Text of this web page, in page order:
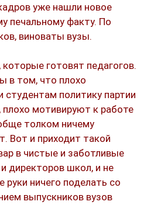
уже нашли новое
печальному факту. По
виноваты вузы.
готовят педагогов.
в том, что плохо
студентам политику партии
плохо мотивируют к работе
толком ничему
Вот и приходит такой
в чистые и заботливые
директоров школ, и не
руки ничего поделать со
выпускников вузов